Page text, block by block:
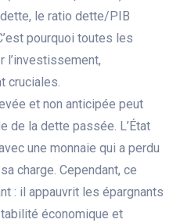
le ratio dette/PIB
pourquoi toutes les
l’investissement,
cruciales.
et non anticipée peut
de la dette passée. L’État
une monnaie qui a perdu
charge. Cependant, ce
: il appauvrit les épargnants
économique et